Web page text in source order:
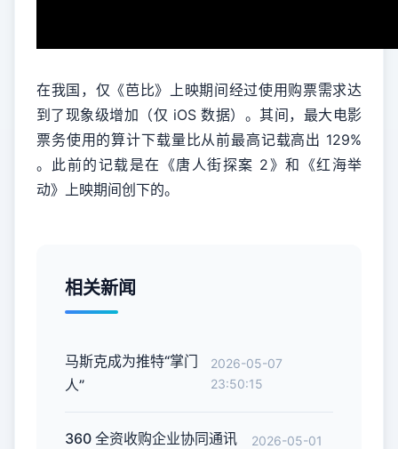
在我国，仅《芭比》上映期间经过使用购票需求达
到了现象级增加（仅 iOS 数据）。其间，最大电影
票务使用的算计下载量比从前最高记载高出 129%
。此前的记载是在《唐人街探案 2》和《红海举
动》上映期间创下的。
相关新闻
马斯克成为推特“掌门
人”
2026-05-07
23:50:15
360 全资收购企业协同通讯
2026-05-01